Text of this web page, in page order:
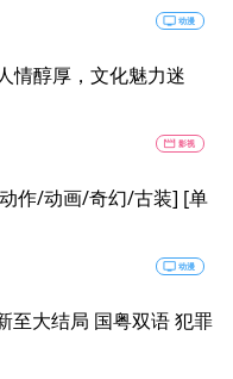
tv 动漫
情醇厚，文化魅力迷
movie 影视
tv 动漫
至大结局 国粤双语 犯罪